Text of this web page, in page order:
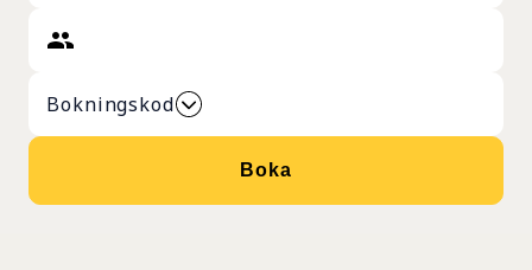
Bokningskod
Boka